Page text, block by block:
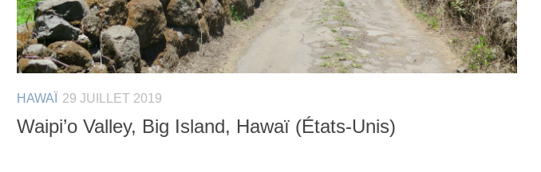
HAWAÏ 29 JUILLET 2019
Waipi’o Valley, Big Island, Hawaï (États-Unis)